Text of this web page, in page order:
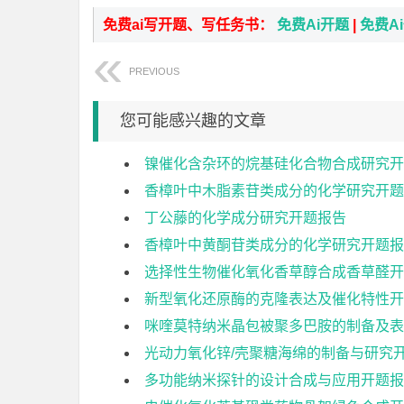
免费ai写开题、写任务书： 免费Ai开题 免费
PREVIOUS
您可能感兴趣的文章
镍催化含杂环的烷基硅化合物合成研究
香樟叶中木脂素苷类成分的化学研究开
丁公藤的化学成分研究开题报告
香樟叶中黄酮苷类成分的化学研究开题
选择性生物催化氧化香草醇合成香草醛
新型氧化还原酶的克隆表达及催化特性
咪喹莫特纳米晶包被聚多巴胺的制备及
光动力氧化锌/壳聚糖海绵的制备与研究
多功能纳米探针的设计合成与应用开题